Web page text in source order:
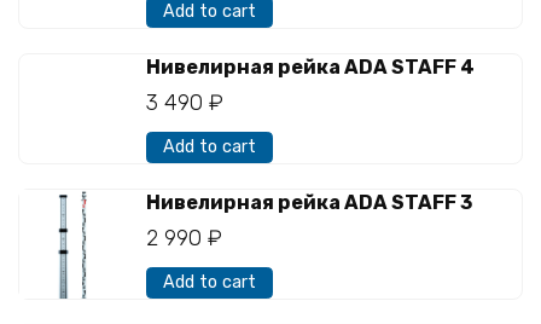
Add to cart
Нивелирная рейка ADA STAFF 4
3 490 ₽
Add to cart
Нивелирная рейка ADA STAFF 3
2 990 ₽
Add to cart